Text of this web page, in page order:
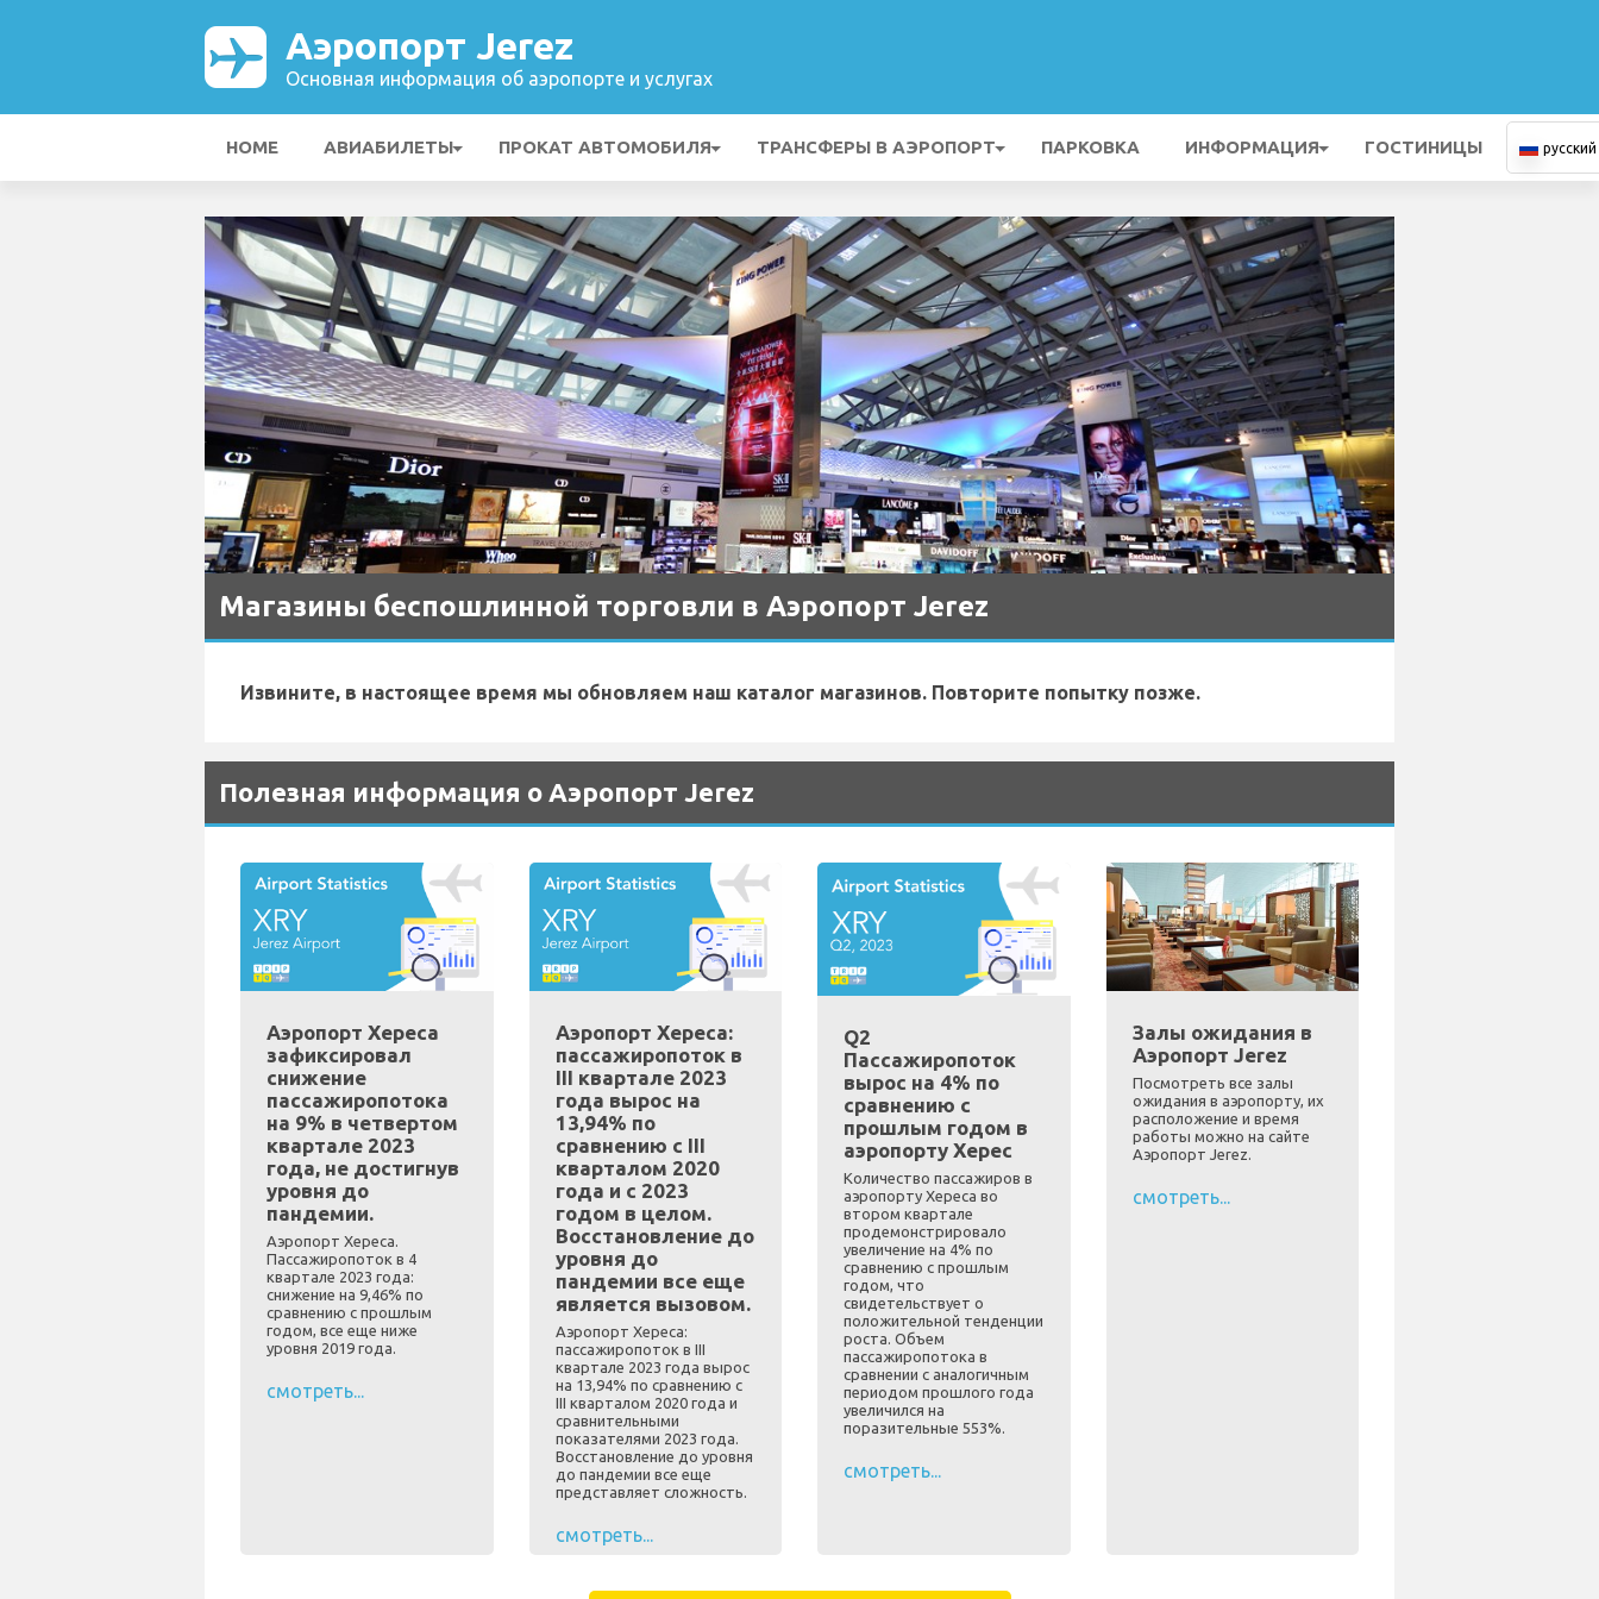
Аэропорт Jerez
Основная информация об аэропорте и услугах
HOME АВИАБИЛЕТЫ ПРОКАТ АВТОМОБИЛЯ ТРАНСФЕРЫ В АЭРОПОРТ ПАРКОВКА ИНФОРМАЦИЯ ГОСТИНИЦЫ русский
Магазины беспошлинной торговли в Аэропорт Jerez
Извините, в настоящее время мы обновляем наш каталог магазинов. Повторите попытку позже.
Полезная информация о Аэропорт Jerez
Аэропорт Хереса
зафиксировал
снижение
пассажиропотока
на 9% в четвертом
квартале 2023
года, не достигнув
уровня до
пандемии.
Аэропорт Хереса.
Пассажиропоток в 4
квартале 2023 года:
снижение на 9,46% по
сравнению с прошлым
годом, все еще ниже
уровня 2019 года.
смотреть...
Аэропорт Хереса:
пассажиропоток в
III квартале 2023
года вырос на
13,94% по
сравнению с III
кварталом 2020
года и с 2023
годом в целом.
Восстановление до
уровня до
пандемии все еще
является вызовом.
Аэропорт Хереса:
пассажиропоток в III
квартале 2023 года вырос
на 13,94% по сравнению с
III кварталом 2020 года и
сравнительными
показателями 2023 года.
Восстановление до уровня
до пандемии все еще
представляет сложность.
смотреть...
Q2
Пассажиропоток
вырос на 4% по
сравнению с
прошлым годом в
аэропорту Херес
Количество пассажиров в
аэропорту Хереса во
втором квартале
продемонстрировало
увеличение на 4% по
сравнению с прошлым
годом, что
свидетельствует о
положительной тенденции
роста. Объем
пассажиропотока в
сравнении с аналогичным
периодом прошлого года
увеличился на
поразительные 553%.
смотреть...
Залы ожидания в
Аэропорт Jerez
Посмотреть все залы
ожидания в аэропорту, их
расположение и время
работы можно на сайте
Аэропорт Jerez.
смотреть...